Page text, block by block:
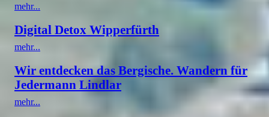
mehr...
Digital Detox Wipperfürth
mehr...
Wir entdecken das Bergische. Wandern für
Jedermann Lindlar
mehr...